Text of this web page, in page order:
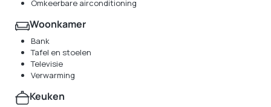
Omkeerbare airconditioning
Woonkamer
Bank
Tafel en stoelen
Televisie
Verwarming
Keuken